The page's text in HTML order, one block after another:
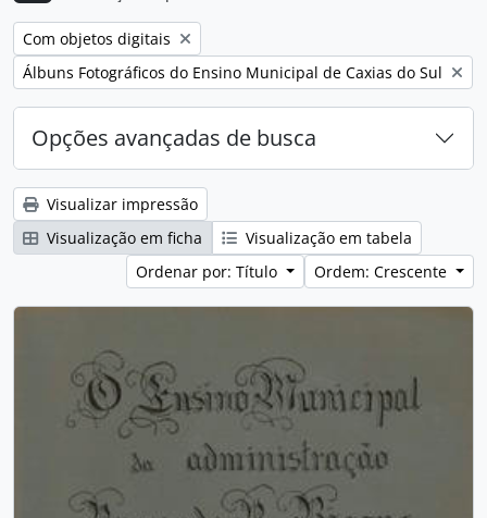
Remover filtro:
Com objetos digitais
Remover filtro:
Álbuns Fotográficos do Ensino Municipal de Caxias do Sul
Opções avançadas de busca
Visualizar impressão
Visualização em ficha
Visualização em tabela
Ordenar por: Título
Ordem: Crescente